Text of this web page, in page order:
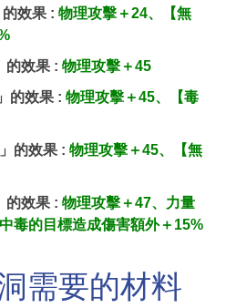
效果 : 物理攻擊＋24、【無
的效果 : 物理攻擊＋45
的效果 : 物理攻擊＋45、【毒
的效果 : 物理攻擊＋45、【無
的效果 : 物理攻擊＋47、力量
毒的目標造成傷害額外＋15%
需要的材料